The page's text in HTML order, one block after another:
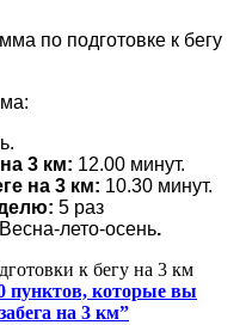
по подготовке к бегу
3 км: 12.00 минут.
на 3 км: 10.30 минут.
5 раз
Весна-лето-осень.
к бегу на 3 км
пунктов, которые вы
на 3 км”